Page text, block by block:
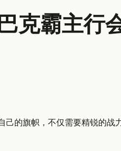
克霸主行
己的旗帜，不仅需要精锐的战